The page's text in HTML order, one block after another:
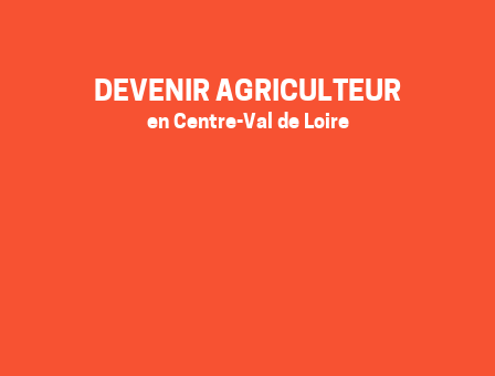
DEVENIR AGRICULTEUR
en Centre-Val de Loire